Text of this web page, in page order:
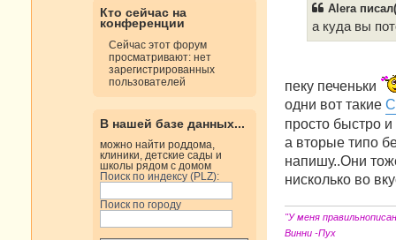
Кто сейчас на
конференции
Сейчас этот форум
просматривают: нет
зарегистрированных
пользователей
В нашей базе данных...
можно найти роддома,
клиники, детские сады и
школы рядом с домом
Поиск по индексу (PLZ):
Поиск по городу
Alera
а куда вы
пеку печеньки
одни вот такие
просто быстро и
а вторые типо
напишу..Они
нисколько во
"У меня
Винни -Пух